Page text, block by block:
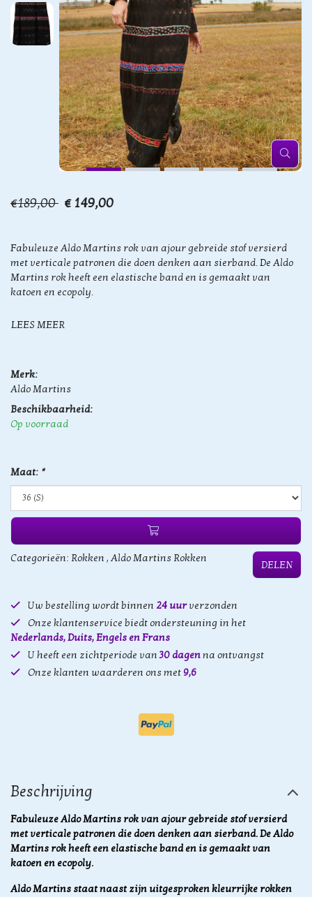
€189,00 € 149,00
Fabuleuze Aldo Martins rok van ajour gebreide stof versierd
met verticale patronen die doen denken aan sierband. De Aldo
Martins rok heeft een elastische band en is gemaakt van
katoen en ecopoly.
LEES MEER
Merk:
Aldo Martins
Beschikbaarheid:
Op voorraad
Maat: *
Categorieën: Rokken , Aldo Martins Rokken
DELEN
Uw bestelling wordt binnen 24 uurverzonden
Onze klantenservice biedt ondersteuning in het
Nederlands, Duits, Engels en Frans
U heeft een zichtperiode van30 dagenna ontvangst
Onze klanten waarderen ons met 9,6
Beschrijving
Fabuleuze Aldo Martins rok van ajour gebreide stof versierd
met verticale patronen die doen denken aan sierband. De Aldo
Martins rok heeft een elastische band en is gemaakt van
katoen en ecopoly.
Aldo Martins staat naast zijn uitgesproken kleurrijke rokken